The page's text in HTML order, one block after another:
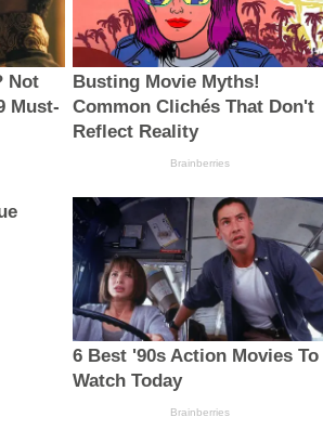
Not
Must-
Busting Movie Myths!
Common Clichés That Don't
Reflect Reality
Brainberries
6 Best '90s Action Movies To
Watch Today
Brainberries